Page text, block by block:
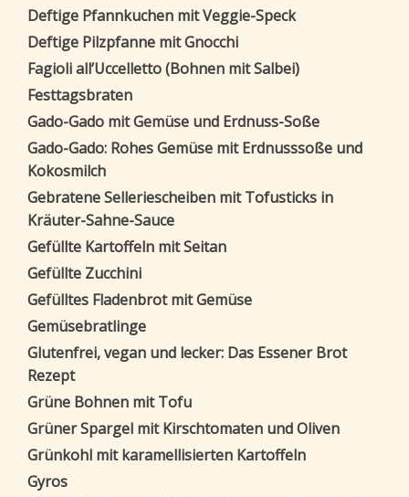
Deftige Pfannkuchen mit Veggie-Speck
Deftige Pilzpfanne mit Gnocchi
Fagioli all’Uccelletto (Bohnen mit Salbei)
Festtagsbraten
Gado-Gado mit Gemüse und Erdnuss-Soße
Gado-Gado: Rohes Gemüse mit Erdnusssoße und
Kokosmilch
Gebratene Selleriescheiben mit Tofusticks in
Kräuter-Sahne-Sauce
Gefüllte Kartoffeln mit Seitan
Gefüllte Zucchini
Gefülltes Fladenbrot mit Gemüse
Gemüsebratlinge
Glutenfrei, vegan und lecker: Das Essener Brot
Rezept
Grüne Bohnen mit Tofu
Grüner Spargel mit Kirschtomaten und Oliven
Grünkohl mit karamellisierten Kartoffeln
Gyros